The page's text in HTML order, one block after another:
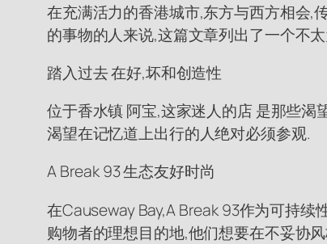
在充满活力的香港城市,东方与西方相会,
的事物的人来说,这篇文章列出了一个不
踏入过去 在好,坏和创造性
位于香水镇 阿宝,这家迷人的店 是那些
渴望在记忆道上出行的人绝对必须参观.
A Break 93 生态友好时尚
在Causeway Bay,A Break 93作为可持
购物者的理想目的地,他们想要在不妥协